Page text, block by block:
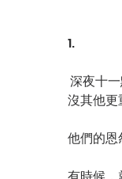
1.
深夜十一點，居酒屋櫃台旁懸吊的電視螢幕，正播放藝人出軌的花邊新聞，鋪天蓋地播送，彷彿全世界就
沒其他更
他們的恩